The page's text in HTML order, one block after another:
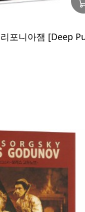
포니아잼 [Deep